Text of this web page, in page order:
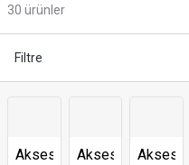
30 ürünler
Filtre
Aksesuarlar:Aksesuarlar: